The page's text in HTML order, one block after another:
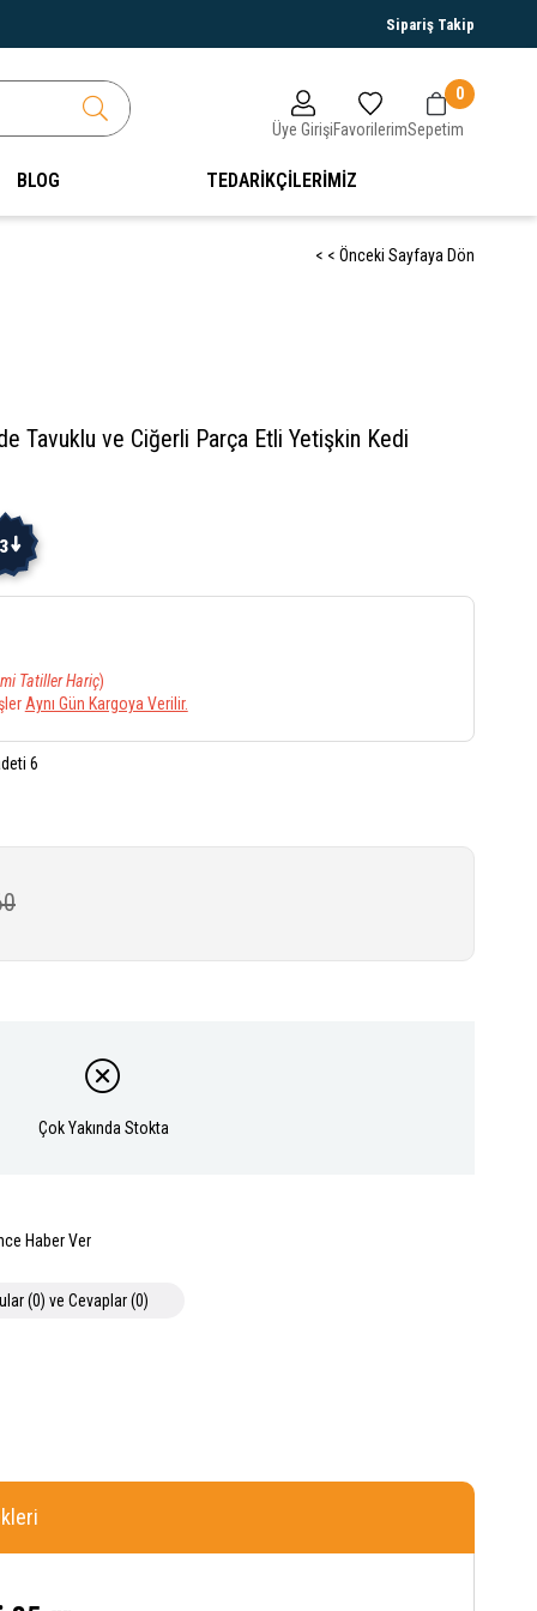
Sipariş Takip
Üye GirişiFavorilerimSepetim
0
BLOG TEDARİKÇİLERİMİZ
< < Önceki Sayfaya Dön
Tavuklu ve Ciğerli Parça Etli Yetişkin Kedi
Tatiller Hariç)
Aynı Gün Kargoya Verilir.
6
Çok Yakında Stokta
Haber Ver
(0) ve Cevaplar (0)